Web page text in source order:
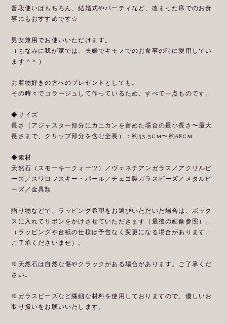
普段使いはもちろん、結婚式やパーティなど、改まった席でのお食
事にもおすすめです☆
男女兼用でお使いいただけます。
（ちなみに我が家では、夫婦でキモノでのお食事の時に愛用してい
ます ^ ^ ）
お着物好きの方へのプレゼントとしても。
その時々でコラージュして作っているため、すべて一点ものです。
◆サイズ
長さ（アジャスター部分にカニカンを留めた場合の最小長さ〜最大
長さまで、クリップ部分を含む全長）：約53.5cm〜約68cm
◆素材
天然石（スモーキークォーツ）／ヴェネチアンガラス／アクリルビ
ーズ／スワロフスキー・パール／チェコ製ガラスビーズ／メタルビ
ーズ／金具類
贈り物などで、ラッピング希望をお選びいただいた場合は、ボック
スに入れてリボンをかけさせていただきます（最後の画像参照）。
（ラッピングや台紙の仕様は予告なく変更になる場合があります。
ご了承くださいませ）。
※天然石は自然な傷やクラックがある場合があります。ご了承くだ
さい。
※ガラスビーズなど繊細な材料を使用しておりますので、優しいお
取り扱いをお願いいたします。